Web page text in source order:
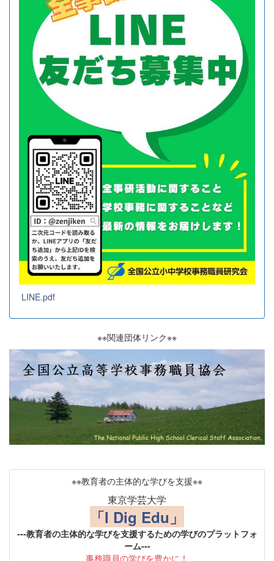
LINE.pdf
※※関連団体リンク※※
※※教育者の主体的な学びを支援※※
東京学芸大学
「I Dig Edu」
---教育者の主体的な学びを支援するための学びのプラットフォ
ーム---
事務職員の学びを豊かに！